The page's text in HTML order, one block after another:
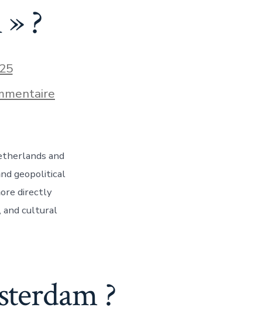
?
Pourquoi
?
and
geopolitical
directly
and cultural
?